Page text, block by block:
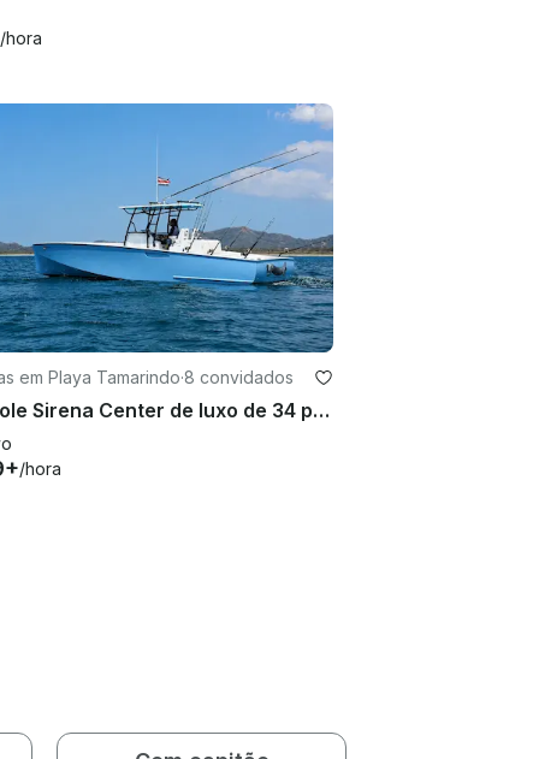
/hora
em Playa Tamarindo·8 convidados
Console Sirena Center de luxo de 34 pés | Mergulho com snorkel, pesca e aventuras costeiras
/hora